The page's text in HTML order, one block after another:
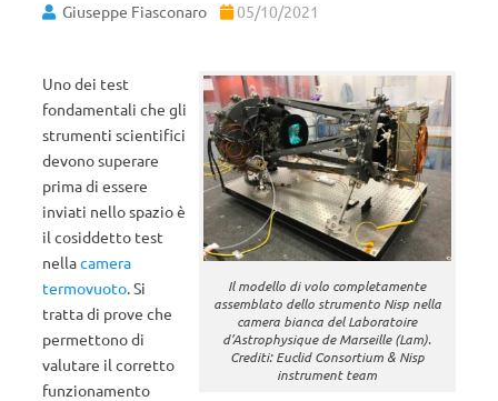
Giuseppe Fiasconaro 05/10/2021
Il modello di volo completamente
assemblato dello strumento Nisp nella
camera bianca del Laboratoire
d’Astrophysique de Marseille (Lam).
Crediti: Euclid Consortium & Nisp
instrument team
Uno dei test
fondamentali che gli
strumenti scientifici
devono superare
prima di essere
inviati nello spazio è
il cosiddetto test
nellacamera
termovuoto. Si
tratta di prove che
permettono di
valutare il corretto
funzionamento